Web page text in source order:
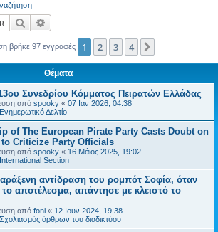
η
Αναζήτηση
βρήκε 97 εγγραφές 1 2 3 4
Θέματα
Συνεδρίου Κόμματος Πειρατών Ελλάδας
από spooky « 07 Ιαν 2026, 04:38
Ενημερωτικό Δελτίο
of The European Pirate Party Casts Doubt on
to Criticize Party Officials
από spooky « 16 Μάιος 2025, 19:02
International Section
αντίδραση του ρομπότ Σοφία, όταν
αποτέλεσμα, απάντησε με κλειστό το
από foni « 12 Ιουν 2024, 19:38
Σχολιασμός άρθρων του διαδικτύου